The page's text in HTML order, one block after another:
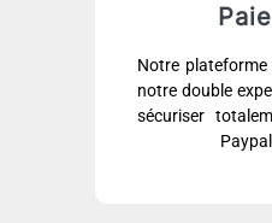
Notre plateforme
notre double
sécuriser